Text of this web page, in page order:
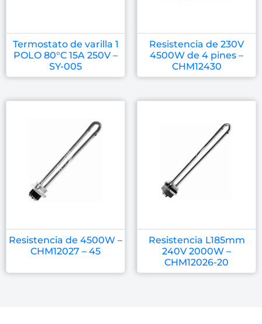
Termostato de varilla 1
POLO 80°C 15A 250V –
SY-005
Resistencia de 230V
4500W de 4 pines –
CHM12430
Resistencia de 4500W –
CHM12027 – 45
Resistencia L185mm
240V 2000W –
CHM12026-20